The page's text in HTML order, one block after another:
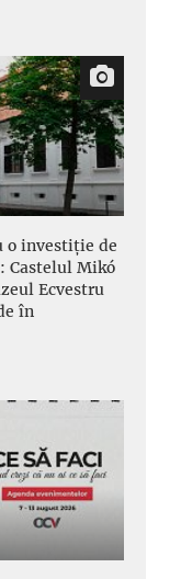
o investiție de
Castelul Mikó
Ecvestru
în